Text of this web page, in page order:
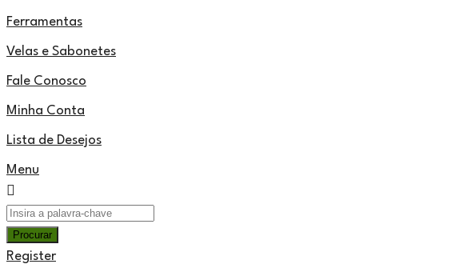
Ferramentas
Velas e Sabonetes
Fale Conosco
Minha Conta
Lista de Desejos
Menu
Register